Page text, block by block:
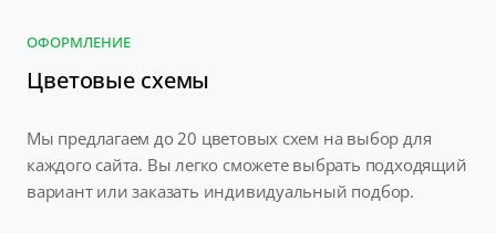
ОФОРМЛЕНИЕ
Цветовые схемы
Мы предлагаем до 20 цветовых схем на выбор для
каждого сайта. Вы легко сможете выбрать подходящий
вариант или заказать индивидуальный подбор.